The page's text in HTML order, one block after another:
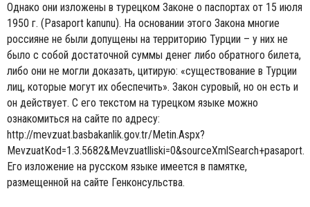
Однако они изложены в турецком Законе о паспортах от 15 июля
1950 г. (Pasaport kanunu). На основании этого Закона многие
россияне не были допущены на территорию Турции – у них не
было с собой достаточной суммы денег либо обратного билета,
либо они не могли доказать, цитирую: «существование в Турции
лиц, которые могут их обеспечить». Закон суровый, но он есть и
он действует. С его текстом на турецком языке можно
ознакомиться на сайте по адресу:
http://mevzuat.basbakanlik.gov.tr/Metin.Aspx?
MevzuatKod=1.3.5682&Mevzuatlliski=0&sourceXmlSearch+pasaport.
Его изложение на русском языке имеется в памятке,
размещенной на сайте Генконсульства.